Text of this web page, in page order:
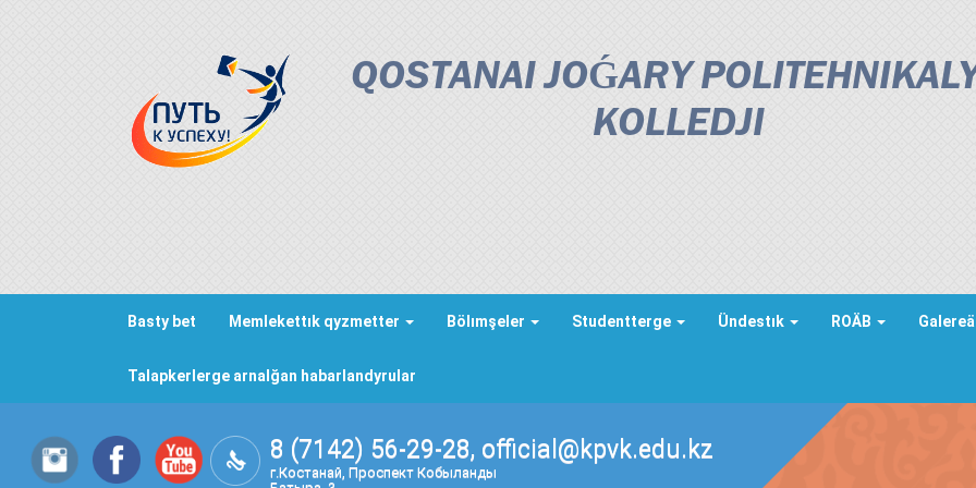
QOSTANAI JOǴARY
KOLLEDJІ
Basty bet Memlekettık qyzmetter Bölımşeler Studentterge Ündestık ROÄB Galereä
Talapkerlerge arnalğan habarlandyrular
8 (7142) 56-29-28, official@kpvk.edu.kz
г.Костанай, Проспект Кобыланды